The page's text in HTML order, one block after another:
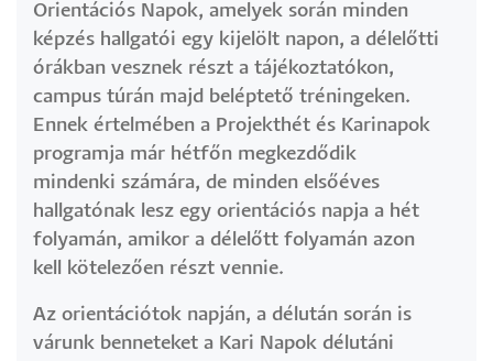
Orientációs Napok, amelyek során minden
képzés hallgatói egy kijelölt napon, a délelőtti
órákban vesznek részt a tájékoztatókon,
campus túrán majd beléptető tréningeken.
Ennek értelmében a Projekthét és Karinapok
programja már hétfőn megkezdődik
mindenki számára, de minden elsőéves
hallgatónak lesz egy orientációs napja a hét
folyamán, amikor a délelőtt folyamán azon
kell kötelezően részt vennie.
Az orientációtok napján, a délután során is
várunk benneteket a Kari Napok délutáni